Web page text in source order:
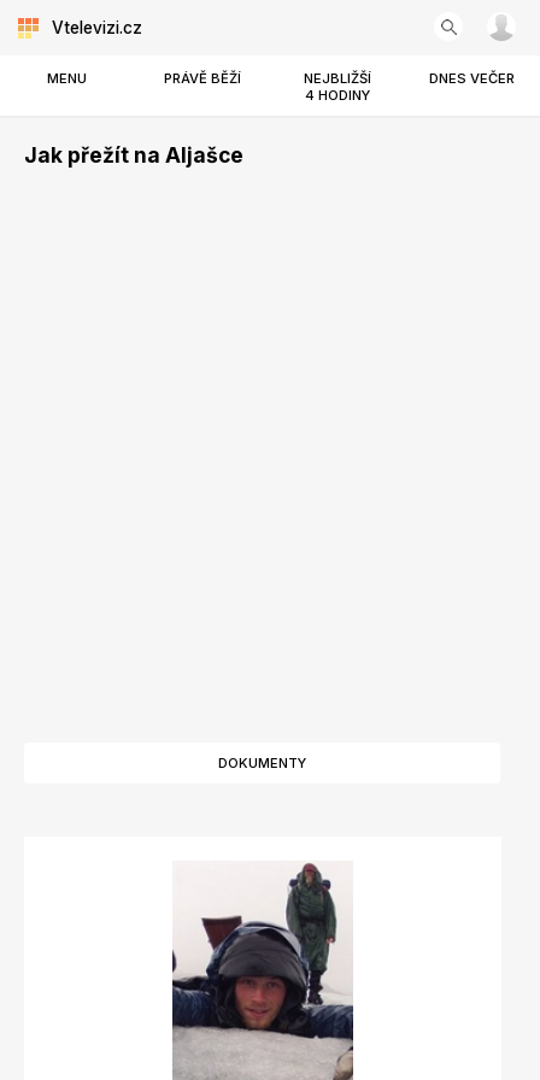
Vtelevizi.cz
MENU PRÁVĚ BĚŽÍ
NEJBLIŽŠÍ
4 HODINY
DNES VEČER
Jak přežít na Aljašce
DOKUMENTY